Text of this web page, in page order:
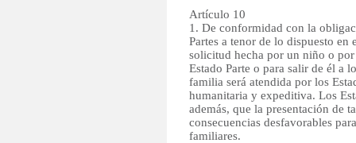
Artículo 10
1. De conformidad con la
Partes a tenor de lo dispuesto
solicitud hecha por un niño o por
Estado Parte o para salir de él a
familia será atendida por los
humanitaria y expeditiva. Los
además, que la presentación de
consecuencias desfavorables
familiares.